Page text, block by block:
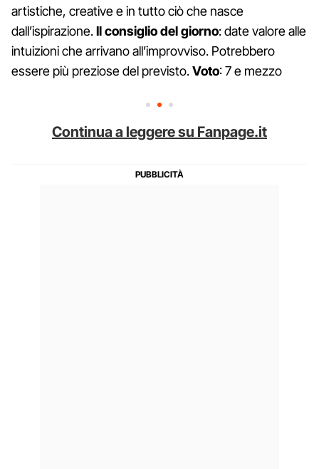
artistiche, creative e in tutto ciò che nasce
dall’ispirazione.Il consiglio del giorno: date valore alle
intuizioni che arrivano all’improvviso. Potrebbero
essere più preziose del previsto.Voto: 7 e mezzo
Continua a leggere su Fanpage.it